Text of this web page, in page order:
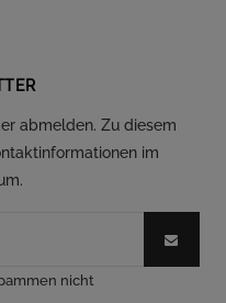
abmelden. Zu diesem
im
nicht